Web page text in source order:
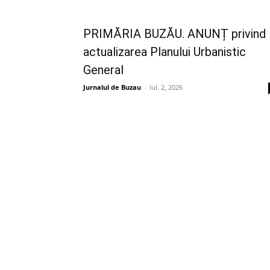
PRIMĂRIA BUZĂU. ANUNȚ privind
actualizarea Planului Urbanistic
General
Jurnalul de Buzau - iul. 2, 2026